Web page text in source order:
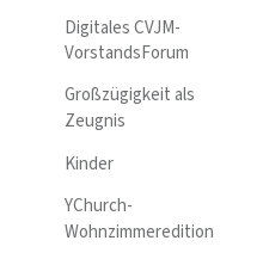
Digitales CVJM-
VorstandsForum
Großzügigkeit als
Zeugnis
Kinder
YChurch-
Wohnzimmeredition